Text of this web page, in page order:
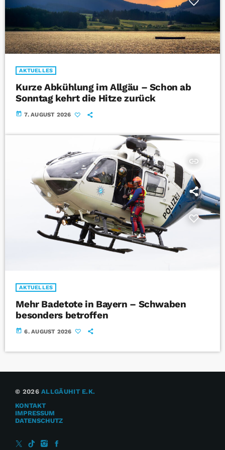
AKTUELLES
Kurze Abkühlung im Allgäu – Schon ab
Sonntag kehrt die Hitze zurück
today 7. AUGUST 2026
insert_link
AKTUELLES
Mehr Badetote in Bayern – Schwaben
besonders betroffen
today 6. AUGUST 2026
© 2026ALLGÄUHIT E.K.
KONTAKT
IMPRESSUM
DATENSCHUTZ